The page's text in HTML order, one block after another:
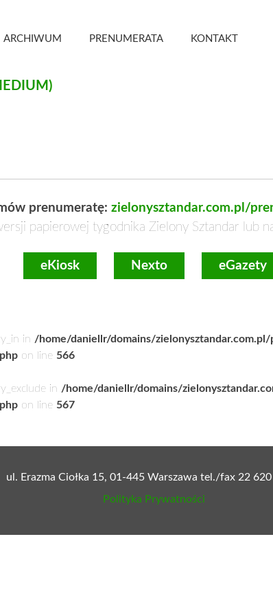
ARCHIWUM PRENUMERATA KONTAKT
prenumeratę: zielonysztandar.com.pl/
papierowej tygodnika Zielony Sztandar lub
eKiosk Nexto eGazety
in /home/daniellr/domains/
on line 566
in /home/daniellr/domains/
on line 567
ul. Erazma Ciołka 15, 01-445 Warszawa tel./fax 22
Polityka Prywatności